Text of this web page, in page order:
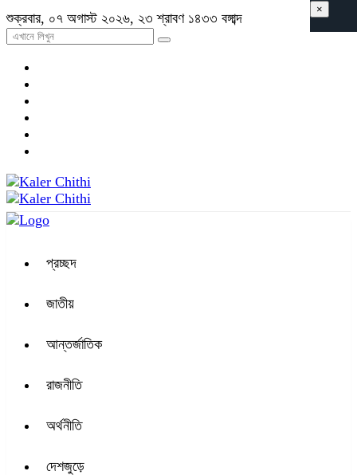
শুক্রবার, ০৭ অগাস্ট ২০২৬, ২৩ শ্রাবণ ১৪৩৩ বঙ্গাব্দ
প্রচ্ছদ
জাতীয়
আন্তর্জাতিক
রাজনীতি
অর্থনীতি
দেশজুড়ে
×